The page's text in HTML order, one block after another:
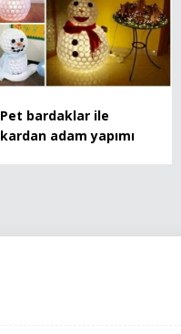
Pet bardaklar ile
kardan adam yapımı